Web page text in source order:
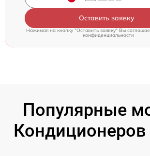
Оставить заявку
Нажимая на кнопку "Оставить заявку" Вы
конфиденциальности
Популярные
Кондиционеров